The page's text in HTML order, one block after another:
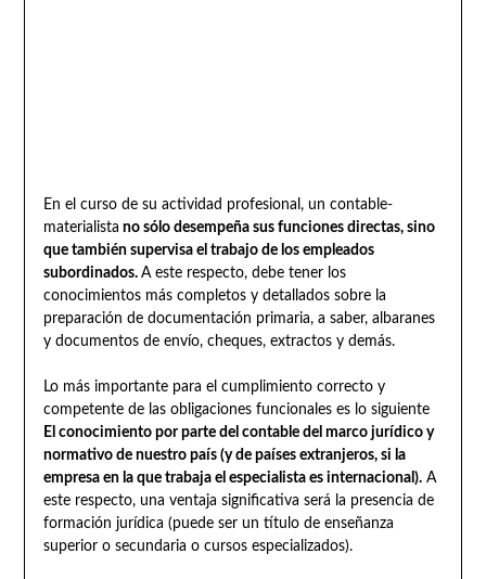
En el curso de su actividad profesional, un contable-
materialista no sólo desempeña sus funciones directas, sino
que también supervisa el trabajo de los empleados
subordinados. A este respecto, debe tener los
conocimientos más completos y detallados sobre la
preparación de documentación primaria, a saber, albaranes
y documentos de envío, cheques, extractos y demás.
Lo más importante para el cumplimiento correcto y
competente de las obligaciones funcionales es lo siguiente
El conocimiento por parte del contable del marco jurídico y
normativo de nuestro país (y de países extranjeros, si la
empresa en la que trabaja el especialista es internacional).A
este respecto, una ventaja significativa será la presencia de
formación jurídica (puede ser un título de enseñanza
superior o secundaria o cursos especializados).